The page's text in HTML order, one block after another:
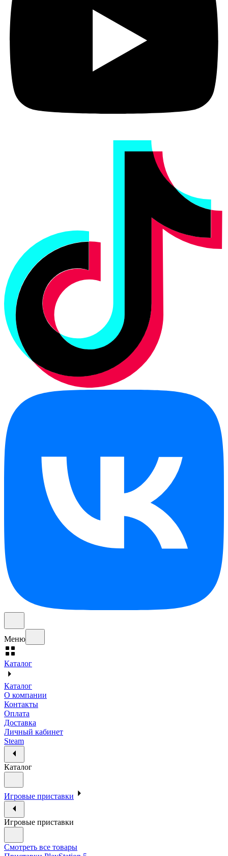
Меню
Каталог
Каталог
О компании
Контакты
Оплата
Доставка
Личный кабинет
Steam
Каталог
Игровые приставки
Игровые приставки
Смотреть все товары